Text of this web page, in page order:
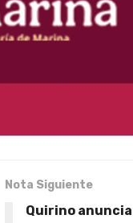
Nota Siguiente
Quirino